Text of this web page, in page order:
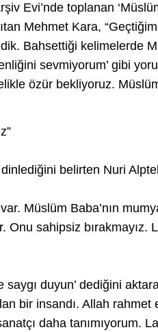
Evi’nde toplanan
Mehmet Kara,
Bahsettiği kelimelerde
sevmiyorum’ gibi
özür bekliyoruz.
belirten Nuri
Müslüm Baba’nın
Onu sahipsiz bırakmayız.
saygı duyun’ dediğini
bir insandı. Allah rahmet
daha tanımıyorum.